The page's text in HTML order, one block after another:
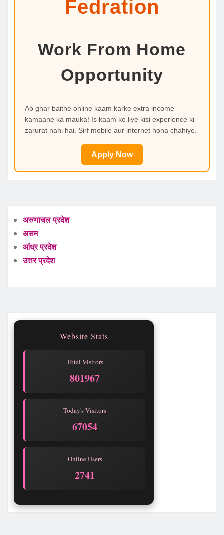
Fedration
Work From Home
Opportunity
Ab ghar baithe online kaam karke extra income
kamaane ka mauka! Is kaam ke liye kisi experience ki
zarurat nahi hai. Sirf mobile aur internet hona chahiye.
Apply Now
अरुणाचल प्रदेश
असम
आंध्र प्रदेश
उत्तर प्रदेश
Website Stats
Total Visitors
801968
Today's Visitors
67055
Online Users
2746